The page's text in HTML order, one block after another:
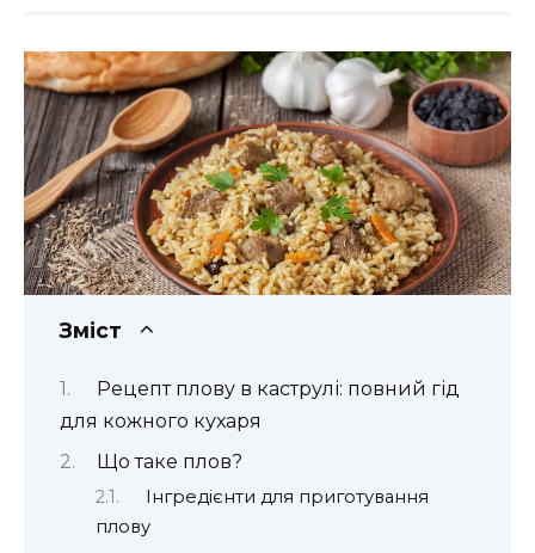
Зміст
Рецепт плову в каструлі: повний гід
для кожного кухаря
Що таке плов?
Інгредієнти для приготування
плову